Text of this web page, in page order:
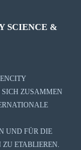
SCIENCE &
ZUSAMMEN
UND FÜR DIE
ETABLIEREN.